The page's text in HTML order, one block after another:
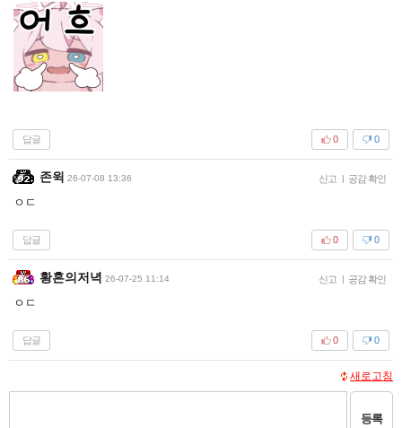
답글 0
0
존윅 26-07-08 13:36 신고 | 공감 확인
ㅇㄷ
답글 0
0
황혼의저녁 26-07-25 11:14 신고 | 공감 확인
ㅇㄷ
답글 0
0
새로고침
등록